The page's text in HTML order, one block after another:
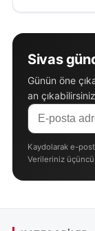
Sivas
Günün öne
an
Kaydolarak e-
Verileriniz